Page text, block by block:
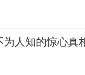
人知的惊心真